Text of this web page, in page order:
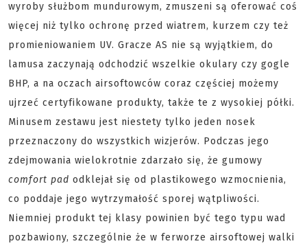
wyroby służbom mundurowym, zmuszeni są oferować coś
więcej niż tylko ochronę przed wiatrem, kurzem czy też
promieniowaniem UV. Gracze AS nie są wyjątkiem, do
lamusa zaczynają odchodzić wszelkie okulary czy gogle
BHP, a na oczach airsoftowców coraz częściej możemy
ujrzeć certyfikowane produkty, także te z wysokiej półki.
Minusem zestawu jest niestety tylko jeden nosek
przeznaczony do wszystkich wizjerów. Podczas jego
zdejmowania wielokrotnie zdarzało się, że gumowy
comfort pad odklejał się od plastikowego wzmocnienia,
co poddaje jego wytrzymałość sporej wątpliwości.
Niemniej produkt tej klasy powinien być tego typu wad
pozbawiony, szczególnie że w ferworze airsoftowej walki